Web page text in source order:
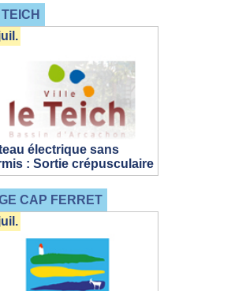
électrique sans
: Sortie crépusculaire
CAP FERRET